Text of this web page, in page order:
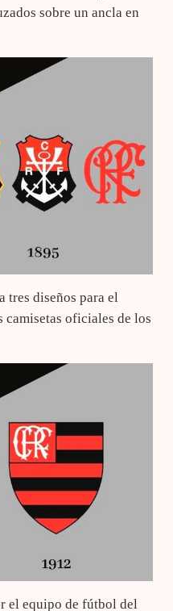
sobre un ancla en
tres diseños para el
camisetas oficiales de los
el equipo de fútbol del